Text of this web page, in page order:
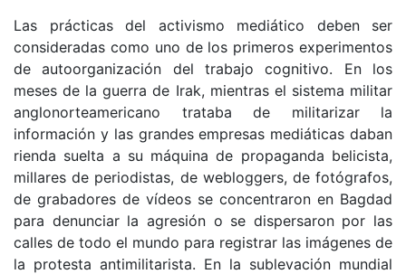
Las prácticas del activismo mediático deben ser
consideradas como uno de los primeros experimentos
de autoorganización del trabajo cognitivo. En los
meses de la guerra de Irak, mientras el sistema militar
anglonorteamericano trataba de militarizar la
información y las grandes empresas mediáticas daban
rienda suelta a su máquina de propaganda belicista,
millares de periodistas, de webloggers, de fotógrafos,
de grabadores de vídeos se concentraron en Bagdad
para denunciar la agresión o se dispersaron por las
calles de todo el mundo para registrar las imágenes de
la protesta antimilitarista. En la sublevación mundial